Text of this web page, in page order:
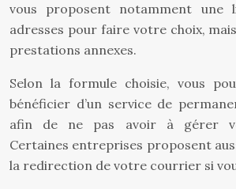
vous proposent notamment une
adresses pour faire votre choix,
prestations annexes.
Selon la formule choisie, vous
bénéficier d’un service de
afin de ne pas avoir à gérer
Certaines entreprises proposent
la redirection de votre courrier si